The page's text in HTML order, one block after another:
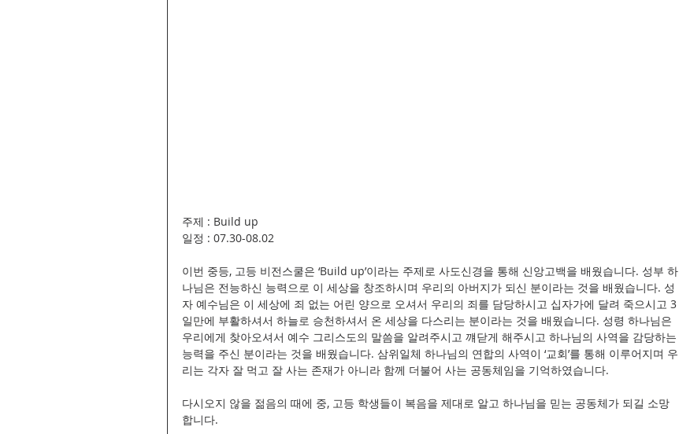
주제 : Build up
일정 : 07.30-08.02
이번 중등, 고등 비전스쿨은 ‘Build up’이라는 주제로 사도신경을 통해 신앙고백을 배웠습니다. 성부 하
나님은 전능하신 능력으로 이 세상을 창조하시며 우리의 아버지가 되신 분이라는 것을 배웠습니다. 성
자 예수님은 이 세상에 죄 없는 어린 양으로 오셔서 우리의 죄를 담당하시고 십자가에 달려 죽으시고 3
일만에 부활하셔서 하늘로 승천하셔서 온 세상을 다스리는 분이라는 것을 배웠습니다. 성령 하나님은
우리에게 찾아오셔서 예수 그리스도의 말씀을 알려주시고 꺠닫게 해주시고 하나님의 사역을 감당하는
능력을 주신 분이라는 것을 배웠습니다. 삼위일체 하나님의 연합의 사역이 ‘교회’를 통해 이루어지며 우
리는 각자 잘 먹고 잘 사는 존재가 아니라 함께 더불어 사는 공동체임을 기억하였습니다.
다시오지 않을 젊음의 때에 중, 고등 학생들이 복음을 제대로 알고 하나님을 믿는 공동체가 되길 소망
합니다.